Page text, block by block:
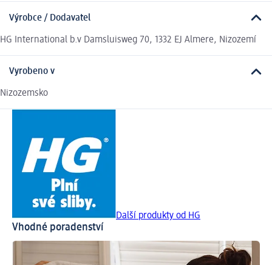
Výrobce / Dodavatel
HG International b.v Damsluisweg 70, 1332 EJ Almere, Nizozemí
Vyrobeno v
Nizozemsko
Další produkty od HG
Vhodné poradenství